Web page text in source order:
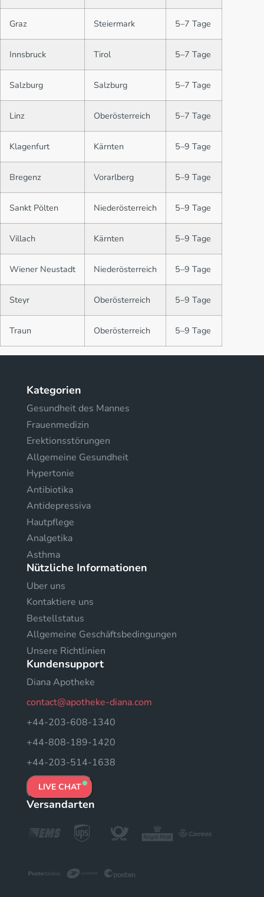
Graz Steiermark 5–7 Tage
Innsbruck Tirol 5–7 Tage
Salzburg Salzburg 5–7 Tage
Linz Oberösterreich 5–7 Tage
Klagenfurt Kärnten 5–9 Tage
Bregenz Vorarlberg 5–9 Tage
Sankt Pölten Niederösterreich 5–9 Tage
Villach Kärnten 5–9 Tage
Wiener Neustadt Niederösterreich 5–9 Tage
Steyr Oberösterreich 5–9 Tage
Traun Oberösterreich 5–9 Tage
Kategorien
Gesundheit des Mannes
Frauenmedizin
Erektionsstörungen
Allgemeine Gesundheit
Hypertonie
Antibiotika
Antidepressiva
Hautpflege
Analgetika
Asthma
Nützliche Informationen
Uber uns
Kontaktiere uns
Bestellstatus
Allgemeine Geschäftsbedingungen
Unsere Richtlinien
Kundensupport
Diana Apotheke
contact@apotheke-diana.com
+44-203-608-1340
+44-808-189-1420
+44-203-514-1638
LIVE CHAT
Versandarten